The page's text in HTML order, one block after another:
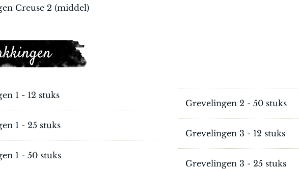
Creuse 2 (middel)
1 - 12 stuks
1 - 25 stuks
1 - 50 stuks
Grevelingen 2 - 50 stuks
Grevelingen 3 - 12 stuks
Grevelingen 3 - 25 stuks